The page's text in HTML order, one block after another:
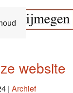
website
| Archief